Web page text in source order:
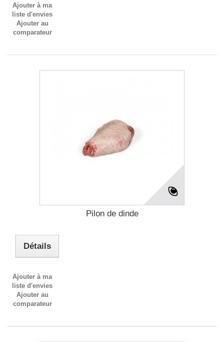
Ajouter à ma
liste d'envies
Ajouter au
comparateur
Pilon de dinde
Détails
Ajouter à ma
liste d'envies
Ajouter au
comparateur